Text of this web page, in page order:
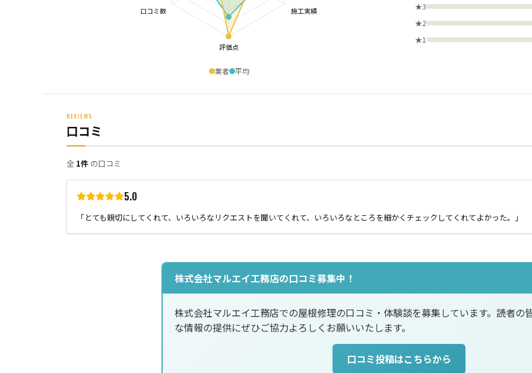
業者 平均
★3
★2
★1
REVIEWS
口コミ
全 1件 の口コミ
5.0
「とても親切にしてくれて、いろいろなリクエストを聞いてくれて、いろいろなところを細かくチェックしてくれてよかった。」
株式会社マルエイ工務店の口コミ募集中！
株式会社マルエイ工務店での屋根修理の口コミ・体験談を募集しています。読者の
な情報の提供にぜひご協力よろしくお願いいたします。
口コミ投稿はこちらから